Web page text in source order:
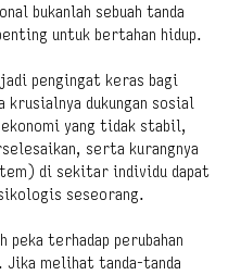
bukanlah sebuah tanda
untuk bertahan hidup.
pengingat keras bagi
krusialnya dukungan sosial
ekonomi yang tidak stabil,
serta kurangnya
di sekitar individu dapat
seseorang.
peka terhadap perubahan
melihat tanda-tanda